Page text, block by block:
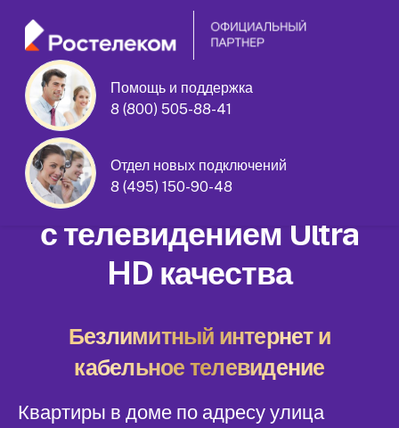
Помощь и поддержка
8 (800) 505-88-41
Отдел новых подключений
8 (495) 150-90-48
улица Генерала Белова дом 45
Домашний интернет
с телевидением Ultra
HD качества
Безлимитный интернет и
кабельное телевидение
Квартиры в доме по адресу улица